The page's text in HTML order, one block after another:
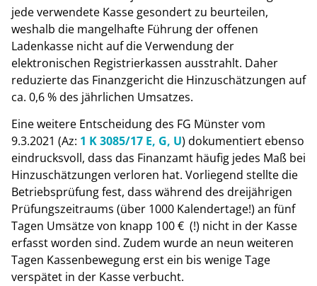
jede verwendete Kasse gesondert zu beurteilen,
weshalb die mangelhafte Führung der offenen
Ladenkasse nicht auf die Verwendung der
elektronischen Registrierkassen ausstrahlt. Daher
reduzierte das Finanzgericht die Hinzuschätzungen auf
ca. 0,6 % des jährlichen Umsatzes.
Eine weitere Entscheidung des FG Münster vom
9.3.2021 (Az: 1 K 3085/17 E, G, U) dokumentiert ebenso
eindrucksvoll, dass das Finanzamt häufig jedes Maß bei
Hinzuschätzungen verloren hat. Vorliegend stellte die
Betriebsprüfung fest, dass während des dreijährigen
Prüfungszeitraums (über 1000 Kalendertage!) an fünf
Tagen Umsätze von knapp 100 € (!) nicht in der Kasse
erfasst worden sind. Zudem wurde an neun weiteren
Tagen Kassenbewegung erst ein bis wenige Tage
verspätet in der Kasse verbucht.